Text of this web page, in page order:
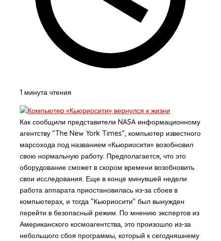
1 минута чтения
Как сообщили представители NASA информационному
агентству "The New York Times", компьютер известного
марсохода под названием «Кьюриосити» возобновил
свою нормальную работу. Предполагается, что это
оборудование сможет в скором времени возобновить
свои исследования. Еще в конце минувшей недели
работа аппарата приостановилась из-за сбоев в
компьютерах, и тогда "Кьюриосити" был вынужден
перейти в безопасный режим. По мнению экспертов из
Американского космоагентства, это произошло из-за
небольшого сбоя программы, который к сегодняшнему